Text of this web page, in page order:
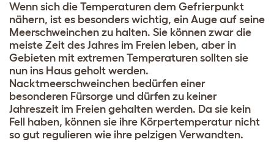
Wenn sich die Temperaturen dem Gefrierpunkt
nähern, ist es besonders wichtig, ein Auge auf seine
Meerschweinchen zu halten. Sie können zwar die
meiste Zeit des Jahres im Freien leben, aber in
Gebieten mit extremen Temperaturen sollten sie
nun ins Haus geholt werden.
Nacktmeerschweinchen bedürfen einer
besonderen Fürsorge und dürfen zu keiner
Jahreszeit im Freien gehalten werden. Da sie kein
Fell haben, können sie ihre Körpertemperatur nicht
so gut regulieren wie ihre pelzigen Verwandten.